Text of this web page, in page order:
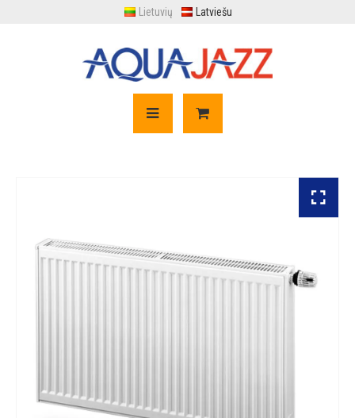
Lietuvių Latviešu